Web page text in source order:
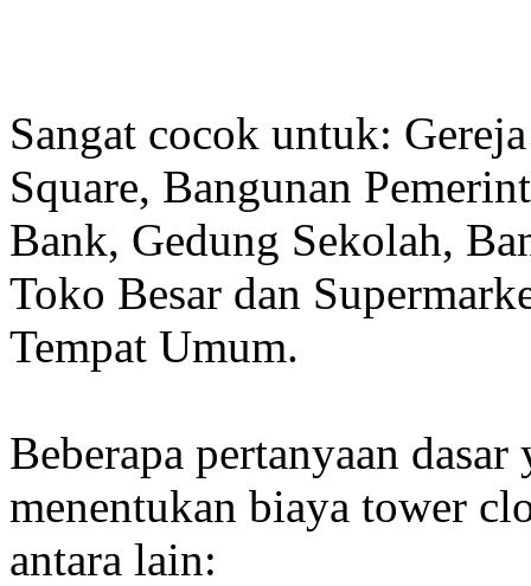
Sangat cocok untuk:
Square, Bangunan
Bank, Gedung Sekolah,
Toko Besar dan
Tempat Umum.
Beberapa pertanyaan
menentukan biaya tower
antara lain: